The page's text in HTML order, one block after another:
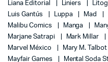
Liana Editorial
Liniers
Luis Gantús
Luppa Mad
Malibu Comics
Manga
Marjane Satrapi
Mark Millar
Marvel México
Mary M. Talbot
Mayfair Games
Mental Soda